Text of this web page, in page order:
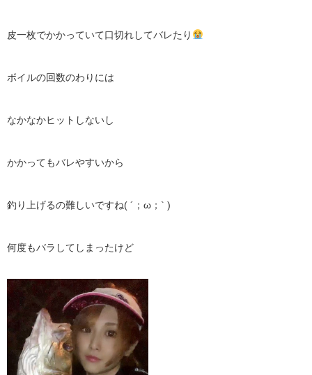
皮一枚でかかっていて口切れしてバレたり
ボイルの回数のわりには
なかなかヒットしないし
かかってもバレやすいから
釣り上げるの難しいですね( ´；ω；` )
何度もバラしてしまったけど